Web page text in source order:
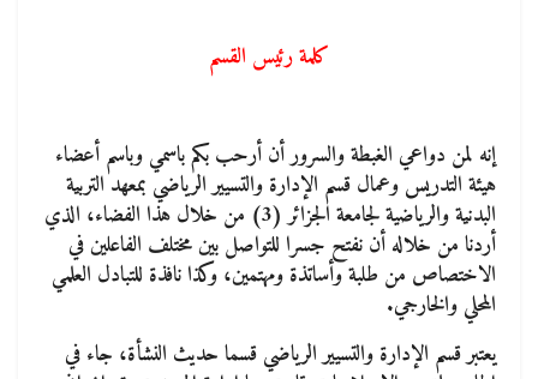
كلمة رئيس القسم
إنه لمن دواعي الغبطة والسرور أن أرحب بكم باسمي وباسم أعضاء
هيئة التدريس وعمال قسم الإدارة والتسيير الرياضي بمعهد التربية
البدنية والرياضية لجامعة الجزائر (3) من خلال هذا الفضاء، الذي
أردنا من خلاله أن نفتح جسرا للتواصل بين مختلف الفاعلين في
الاختصاص من طلبة وأساتذة ومهتمين، وكذا نافذة للتبادل العلمي
المحلي والخارجي.
يعتبر قسم الإدارة والتسيير الرياضي قسما حديث النشأة، جاء في